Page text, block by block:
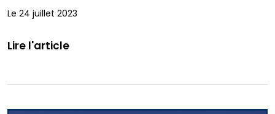
Le 24 juillet 2023
Lire l'article